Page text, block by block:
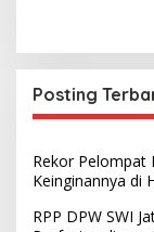
Posting
Rekor Pelompat
Keinginannya di
RPP DPW SWI